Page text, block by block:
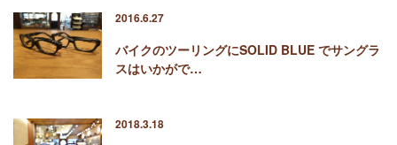
2016.6.27
バイクのツーリングにSOLID BLUE でサングラ
スはいかがで…
2018.3.18